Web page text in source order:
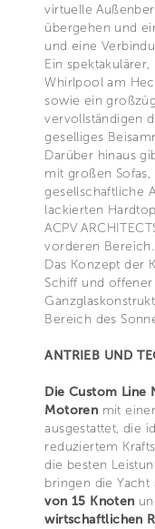
virtuelle
übergehen und
und eine
Ein
Whirlpool am
sowie ein
vervollständigen
geselliges
Darüber hinaus
mit großen
gesellschaftliche
lackierten
ACPV
vorderen Bereich.
Das Konzept der
Schiff und
Bereich des
ANTRIEB UND
Die Custom Line
Motoren mit
ausgestattet, die
reduziertem
die besten
bringen die Yacht
von 15 Knoten
wirtschaftlichen